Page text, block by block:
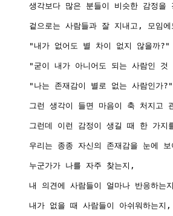
생각보다 많은 분들이 비슷한 감정을
겉으로는 사람들과 잘 지내고, 모임
"내가 없어도 별 차이 없지 않을까?"
"굳이 내가 아니어도 되는 사람인 것
"나는 존재감이 별로 없는 사람인가?"
그런 생각이 들면 마음이 축 처지고
그런데 이런 감정이 생길 때 한 가지
우리는 종종 자신의 존재감을 눈에
누군가가 나를 자주 찾는지,
내 의견에 사람들이 얼마나 반응하는
내가 없을 때 사람들이 아쉬워하는지,